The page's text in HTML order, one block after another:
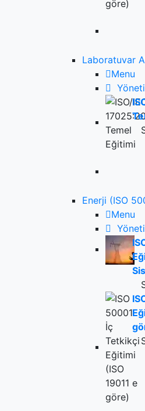
Laboratuvar
Menu
Enerji (ISO
Menu